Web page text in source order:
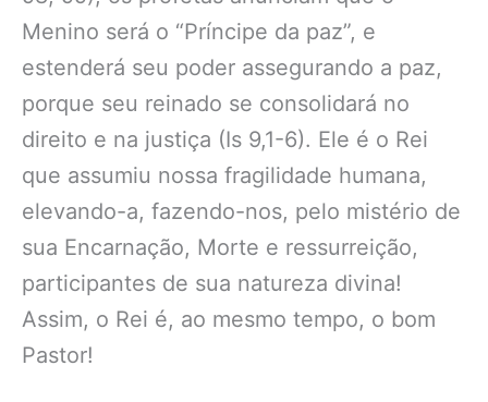
Menino será o “Príncipe da paz”, e
estenderá seu poder assegurando a paz,
porque seu reinado se consolidará no
direito e na justiça (Is 9,1-6). Ele é o Rei
que assumiu nossa fragilidade humana,
elevando-a, fazendo-nos, pelo mistério de
sua Encarnação, Morte e ressurreição,
participantes de sua natureza divina!
Assim, o Rei é, ao mesmo tempo, o bom
Pastor!